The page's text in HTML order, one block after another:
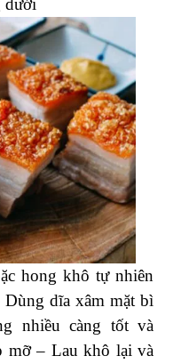
dưới
hong khô tự nhiên
Dùng dĩa xâm mặt bì
nhiều càng tốt và
mỡ – Lau khô lại và